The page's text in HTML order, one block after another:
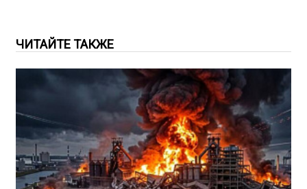
ЧИТАЙТЕ ТАКЖЕ